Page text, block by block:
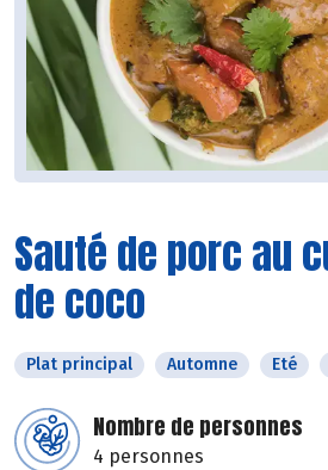
Sauté de porc au
de coco
Plat principal Automne Eté
Nombre de personnes
4 personnes